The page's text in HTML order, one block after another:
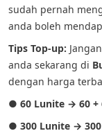
sudah pernah
anda boleh
Tips Top-up:
anda sekarang di
dengan harga
● 60 Lunite → 60 +
● 300 Lunite →